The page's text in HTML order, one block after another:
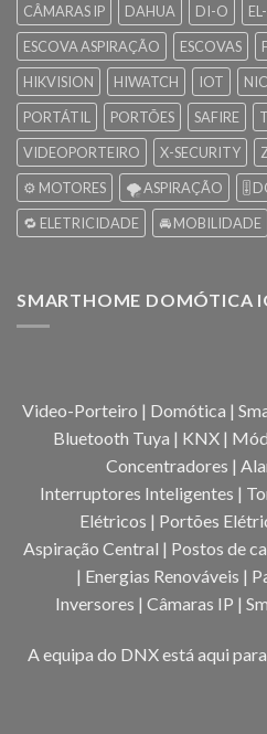
CÂMARAS IP
DAHUA DI-O
ESCOVA ASPIRAÇÃO
ESCOVAS
HIKVISION
HIWATCH IOT
PORTÁTIL
PORTÕES SAFIRE
VIDEOPORTEIRO
X-SECURITY
⚙️ MOTORES
🌪️ ASPIRAÇÃO 🎚️
🔁 ELETRICIDADE
🚘 MOBILIDADE
SMARTHOME DOMÓTICA
Video-Porteiro | Domótica |
Bluetooth Tuya | KNX |
Concentradores |
Interruptores Inteligentes |
Elétricos | Portões
Aspiração Central | Postos de
| Energias Renováveis |
Inversores | Câmaras IP |
A equipa do DNX está aqui